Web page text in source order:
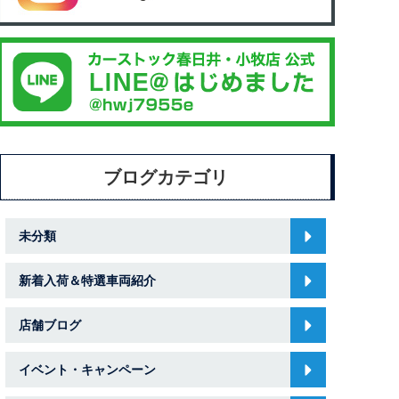
ブログカテゴリ
未分類
新着入荷＆特選車両紹介
店舗ブログ
イベント・キャンペーン